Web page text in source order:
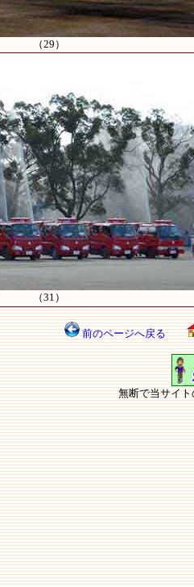
（29）
（31）
前のページへ戻る
無断で当サイ